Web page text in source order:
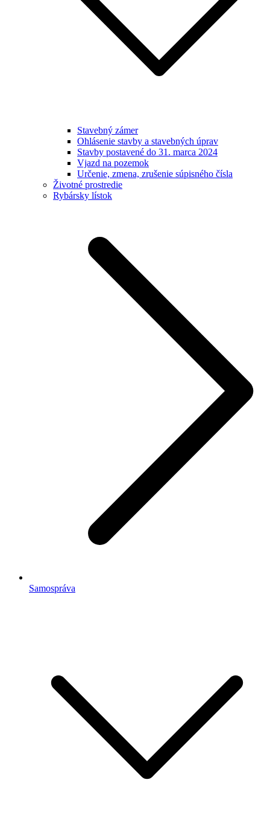
Stavebný zámer
Ohlásenie stavby a stavebných úprav
Stavby postavené do 31. marca 2024
Vjazd na pozemok
Určenie, zmena, zrušenie súpisného čísla
Životné prostredie
Rybársky lístok
Samospráva